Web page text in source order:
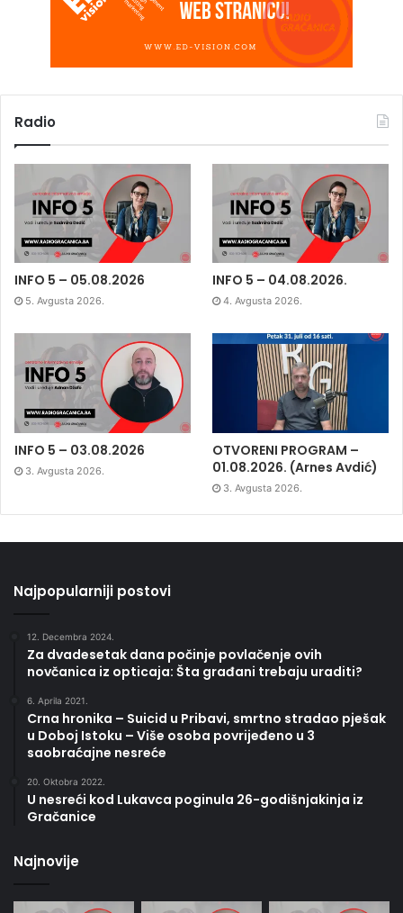
Radio
INFO 5 – 05.08.2026
5. Avgusta 2026.
INFO 5 – 04.08.2026.
4. Avgusta 2026.
INFO 5 – 03.08.2026
3. Avgusta 2026.
OTVORENI PROGRAM –
01.08.2026. (Arnes Avdić)
3. Avgusta 2026.
Najpopularniji postovi
12. Decembra 2024.
Za dvadesetak dana počinje povlačenje ovih
novčanica iz opticaja: Šta građani trebaju uraditi?
6. Aprila 2021.
Crna hronika – Suicid u Pribavi, smrtno stradao pješak
u Doboj Istoku – Više osoba povrijeđeno u 3
saobraćajne nesreće
20. Oktobra 2022.
U nesreći kod Lukavca poginula 26-godišnjakinja iz
Gračanice
Najnovije